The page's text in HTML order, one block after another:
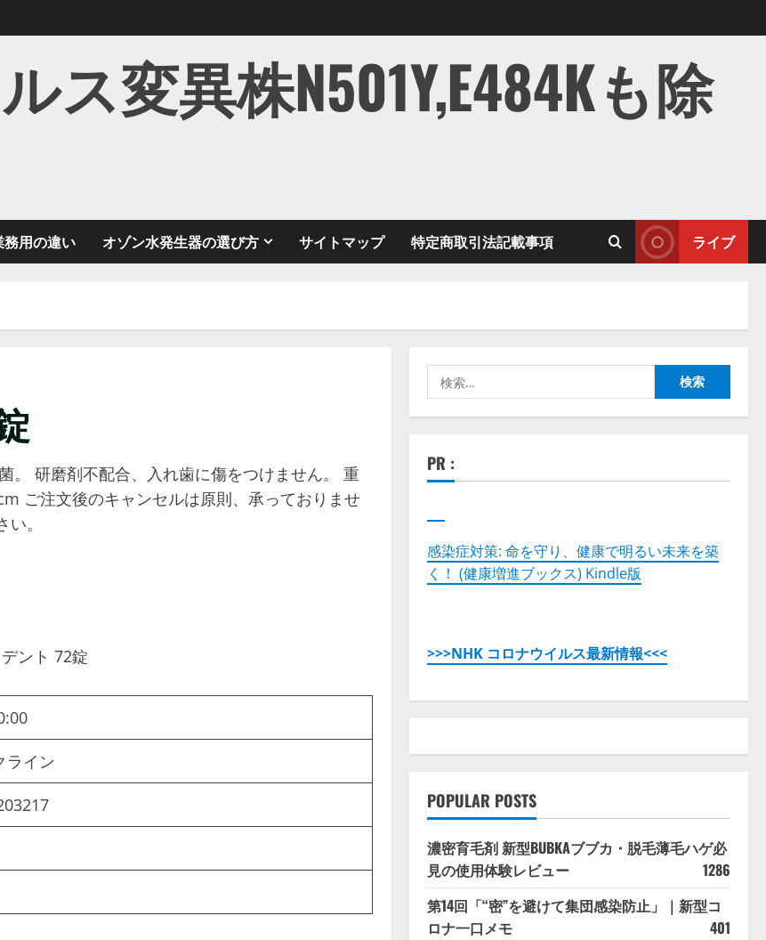
ス変異株N501Y,E484Kも除
用の違い オゾン水発生器の選び方 サイトマップ 特定商取引法記載事項 ライブ
。 研磨剤不配合、入れ歯に傷をつけません。 重
ご注文後のキャンセルは原則、承っておりませ
。
ライン
索:
PR :
感染症対策: 命を守り、健康で明るい未来を築
く！ (健康増進ブックス) Kindle版
>>>NHK コロナウイルス最新情報<<<
POPULAR POSTS
濃密育毛剤 新型BUBKAブブカ・脱毛薄毛ハゲ必
見の使用体験レビュー
1286
第14回「“密”を避けて集団感染防止」｜新型コ
ロナ一口メモ
401